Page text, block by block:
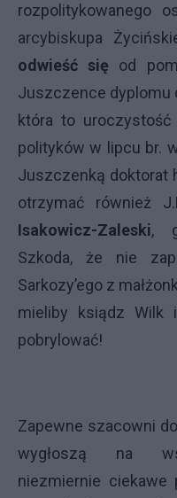
rozpolitykowanego
arcybiskupa
odwieść się od
Juszczence dyplomu
która to
polityków w lipcu br.
Juszczenką doktorat
otrzymać również
Isakowicz-Zaleski,
Szkoda, że nie
Sarkozy’ego z
mieliby ksiądz Wilk
pobrylować!
Zapewne szacowni
wygłoszą na
niezmiernie ciekawe